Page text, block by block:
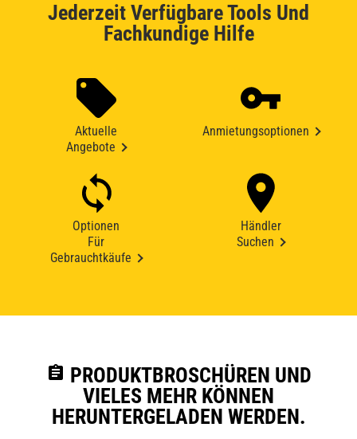
Jederzeit Verfügbare Tools Und
Fachkundige Hilfe
Aktuelle
Angebote
Anmietungsoptionen
Optionen
Für
Gebrauchtkäufe
Händler
Suchen
assignment PRODUKTBROSCHÜREN UND
VIELES MEHR KÖNNEN
HERUNTERGELADEN WERDEN.